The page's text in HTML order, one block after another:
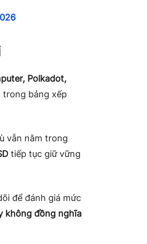
Polkadot,
bảng xếp
vẫn nằm trong
tiếp tục giữ vững
để đánh giá mức
không đồng nghĩa